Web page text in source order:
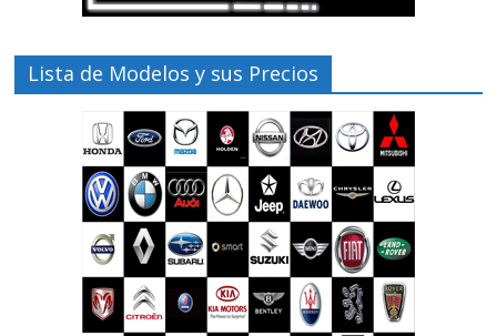
Lista de Modelos y sus Precios